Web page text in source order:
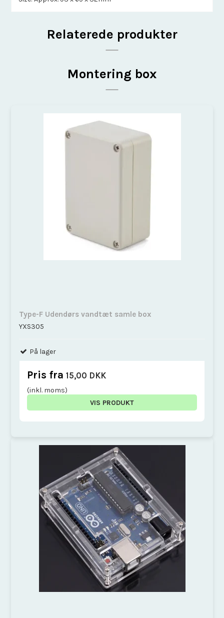
Relaterede produkter
Montering box
Type-F Udendørs vandtæt samle box
YXS305
På lager
Pris fra15,00 DKK
(inkl. moms)
VIS PRODUKT